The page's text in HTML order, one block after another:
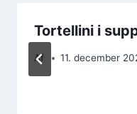
Tortellini i
Af 11. december